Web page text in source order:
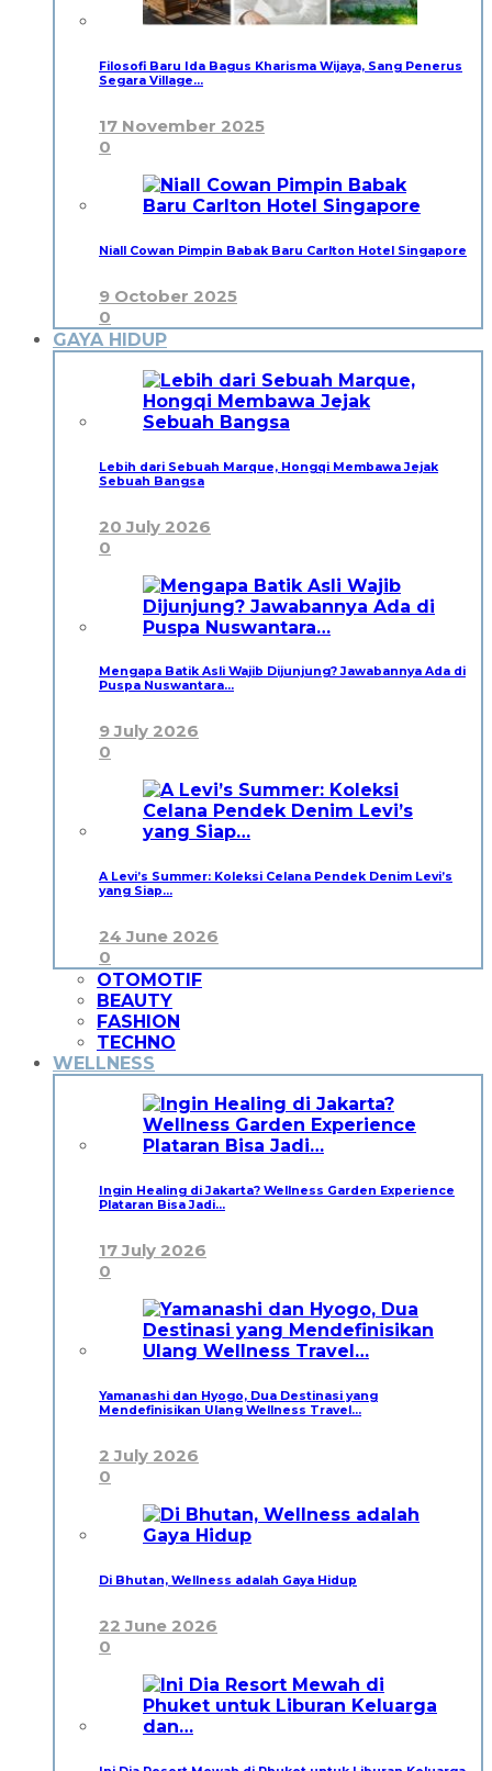
Filosofi Baru Ida Bagus Kharisma Wijaya, Sang Penerus
Segara Village…
17 November 2025
0
Niall Cowan Pimpin Babak Baru Carlton Hotel Singapore
9 October 2025
0
GAYA HIDUP
Lebih dari Sebuah Marque, Hongqi Membawa Jejak
Sebuah Bangsa
20 July 2026
0
Mengapa Batik Asli Wajib Dijunjung? Jawabannya Ada di
Puspa Nuswantara…
9 July 2026
0
A Levi’s Summer: Koleksi Celana Pendek Denim Levi’s
yang Siap…
24 June 2026
0
OTOMOTIF
BEAUTY
FASHION
TECHNO
WELLNESS
Ingin Healing di Jakarta? Wellness Garden Experience
Plataran Bisa Jadi…
17 July 2026
0
Yamanashi dan Hyogo, Dua Destinasi yang
Mendefinisikan Ulang Wellness Travel…
2 July 2026
0
Di Bhutan, Wellness adalah Gaya Hidup
22 June 2026
0